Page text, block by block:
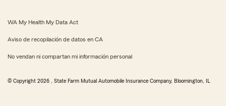
WA My Health My Data Act
Aviso de recopilación de datos en CA
No vendan ni compartan mi información personal
© Copyright 2026 , State Farm Mutual Automobile Insurance Company, Bloomington, IL